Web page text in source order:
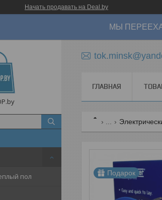
Начать продавать на Deal.by
МЫ
пол
ГЛАВНАЯ
Подарок